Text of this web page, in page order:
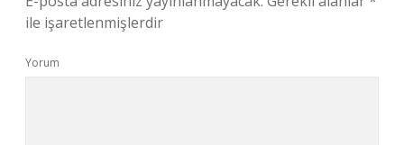
ile işaretlenmişlerdir
Yorum